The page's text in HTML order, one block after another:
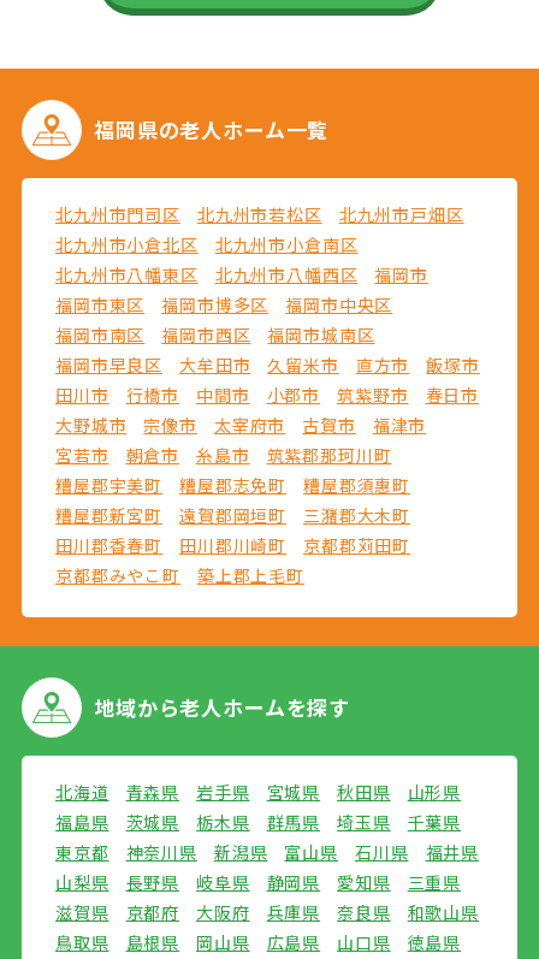
福岡県の老人ホーム一覧
北九州市門司区 北九州市若松区
北九州市戸畑区
北九州市小倉北区
北九州市小倉南区
北九州市八幡東区
北九州市八幡西区
福岡市
福岡市東区
福岡市博多区
福岡市中央区
福岡市南区
福岡市西区
福岡市城南区
福岡市早良区
大牟田市 久留米市 直方市
飯塚市
田川市
行橋市 中間市 小郡市 筑紫野市
春日市
大野城市
宗像市 太宰府市 古賀市
福津市
宮若市
朝倉市 糸島市
筑紫郡那珂川町
糟屋郡宇美町
糟屋郡志免町
糟屋郡須惠町
糟屋郡新宮町
遠賀郡岡垣町
三潴郡大木町
田川郡香春町
田川郡川崎町
京都郡苅田町
京都郡みやこ町
築上郡上毛町
地域から老人ホームを探す
北海道 青森県 岩手県 宮城県 秋田県
山形県
福島県
茨城県 栃木県 群馬県 埼玉県
千葉県
東京都
神奈川県 新潟県 富山県 石川県
福井県
山梨県
長野県 岐阜県 静岡県 愛知県
三重県
滋賀県
京都府 大阪府 兵庫県 奈良県
和歌山県
鳥取県
島根県 岡山県 広島県 山口県
徳島県